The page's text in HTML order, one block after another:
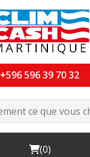
+596 596 39 70 32
Cart
(0)